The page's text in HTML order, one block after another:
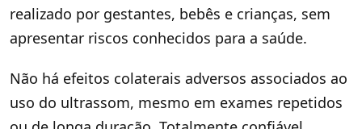
realizado por gestantes, bebês e crianças, sem
apresentar riscos conhecidos para a saúde.
Não há efeitos colaterais adversos associados ao
uso do ultrassom, mesmo em exames repetidos